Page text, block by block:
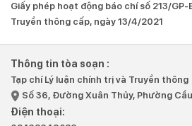
Giấy phép hoạt động báo chí số 213/
Truyền thông cấp, ngày 13/4/2021
Thông tin tòa soạn :
Tạp chí Lý luận chính trị và Truyền thông
Số 36, Đường Xuân Thủy, Phường
Điện thoại: